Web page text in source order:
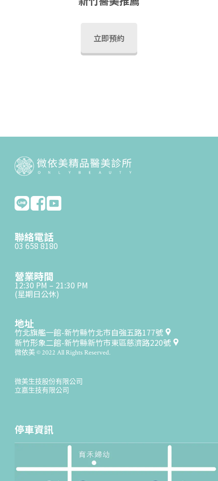
立即預約
聯絡電話
03 658 8180
營業時間
12:30 PM – 21:30 PM
(星期日公休)
地址
竹北旗艦一館-新竹縣竹北市自強五路177號
新竹形象二館-新竹縣新竹市東區慈濟路220號
微依美 © 2022 All Rights Reserved.
微美生技股份有限公司
立嘉生技有限公司
停車資訊